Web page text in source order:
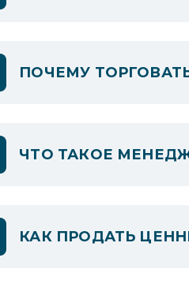
ПОЧЕМУ
ЧТО ТАКОЕ
КАК ПРОДАТЬ